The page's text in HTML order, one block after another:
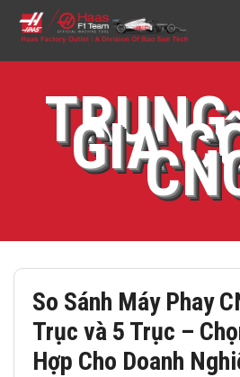
SẢN PHẨM
DỊCH VỤ
TƯ VẤN
LIÊN HỆ
GIA
So Sánh Máy Phay
Trục và 5 Trục –
Hợp Cho Doanh